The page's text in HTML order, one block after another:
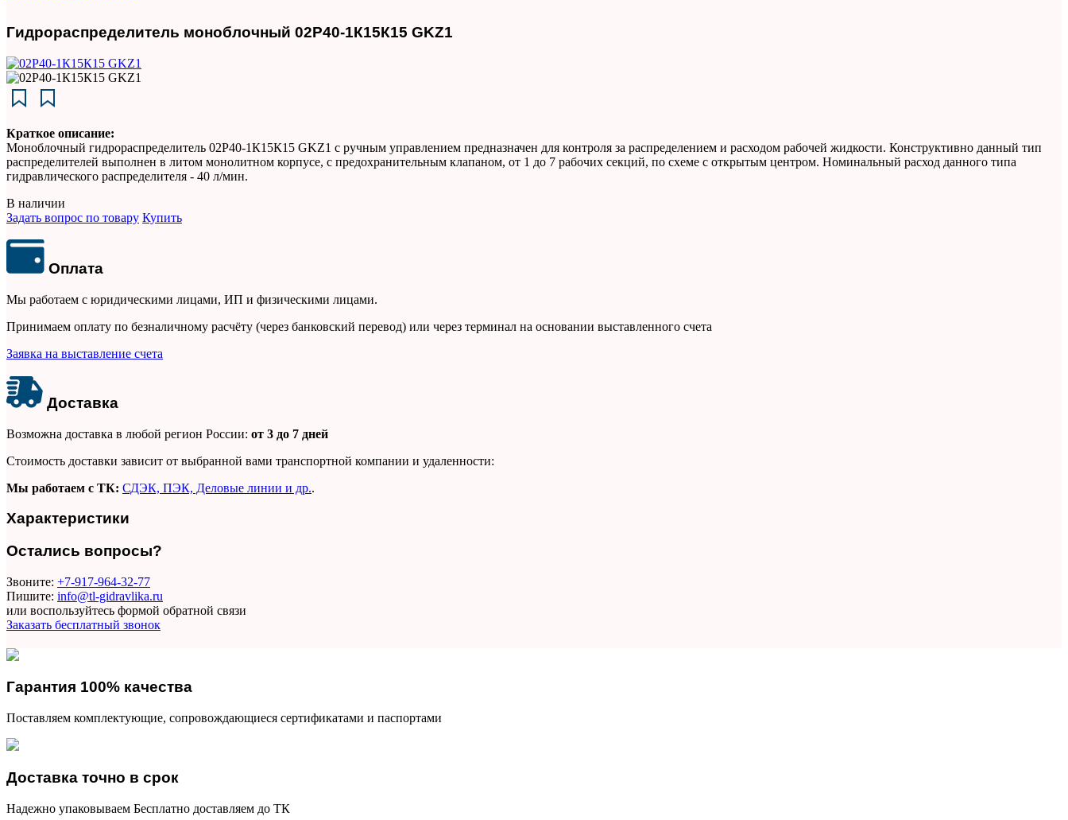
Гидрораспределитель моноблочный 02Р40-1К15К15 GKZ1
Краткое описание:
Моноблочный гидрораспределитель 02Р40-1К15К15 GKZ1 с ручным управлением предназначен для контроля за распределением и расходом рабочей жидкости. Конструктивно данный тип
распределителей выполнен в литом монолитном корпусе, с предохранительным клапаном, от 1 до 7 рабочих секций, по схеме с открытым центром. Номинальный расход данного типа
гидравлического распределителя - 40 л/мин.
В наличии
Задать вопрос по товару Купить
Оплата
Мы работаем с юридическими лицами, ИП и физическими лицами.
Принимаем оплату по безналичному расчёту (через банковский перевод) или через терминал на основании выставленного счета
Заявка на выставление счета
Доставка
Возможна доставка в любой регион России: от 3 до 7 дней
Стоимость доставки зависит от выбранной вами транспортной компании и удаленности:
Мы работаем с ТК: СДЭК, ПЭК, Деловые линии и др..
Характеристики
Остались вопросы?
Звоните: +7-917-964-32-77
Пишите: info@tl-gidravlika.ru
или воспользуйтесь формой обратной связи
Заказать бесплатный звонок
Гарантия 100% качества
Поставляем комплектующие, сопровождающиеся сертификатами и паспортами
Доставка точно в срок
Надежно упаковываем Бесплатно доставляем до ТК